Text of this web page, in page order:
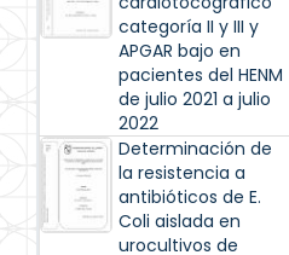
categoría II y III y
APGAR bajo en
pacientes del HENM
de julio 2021 a julio
2022
Determinación de
la resistencia a
antibióticos de E.
Coli aislada en
urocultivos de